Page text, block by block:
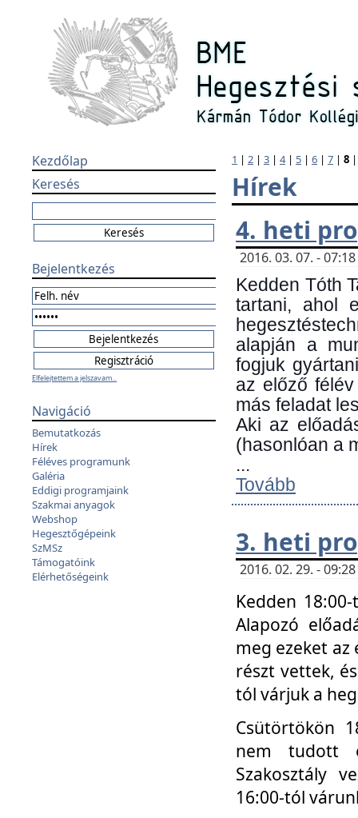
Kezdőlap
Keresés
Bejelentkezés
Elfelejtettem a jelszavam...
Navigáció
Bemutatkozás
Hírek
Féléves programunk
Galéria
Eddigi programjaink
Szakmai anyagok
Webshop
Hegesztőgépeink
SzMSz
Támogatóink
Elérhetőségeink
1 | 2 | 3 | 4| 5 | 6 | 7 | 8
Hírek
4. heti
2016. 03. 07. -
Kedden Tóth
tartani, ahol
alapján a
fogjuk
az előző
más feladat
Aki az
(hasonlóan a
...
Tovább
3. heti
2016. 02. 29. -
Kedden
Alapozó
meg ezeket
részt vettek,
tól várjuk a
Csütörtökön
nem tudott
Szakosztály
16:00-tól